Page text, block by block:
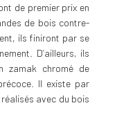
de premier prix en
de bois contre-
ils finiront par se
D’ailleurs, ils
zamak chromé de
Il existe par
avec du bois